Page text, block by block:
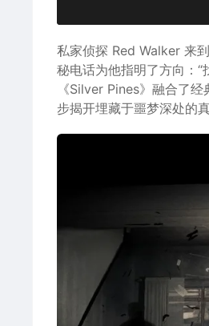
私家侦探 Red Walker 来
秘电话为他指明了方向：“
《Silver Pines》融合了经
步揭开埋藏于噩梦深处的真